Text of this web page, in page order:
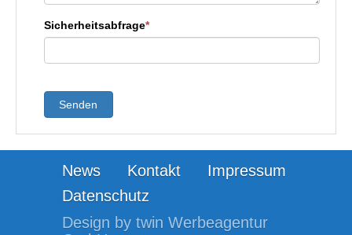
Sicherheitsabfrage*
Senden
News Kontakt
Impressum
Datenschutz
Design by twin Werbeagentur